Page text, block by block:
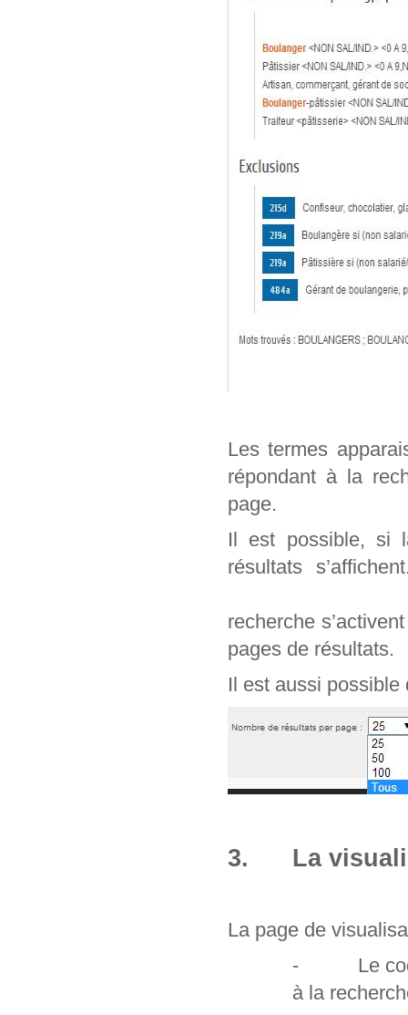
Les termes
répondant à la
page.
Il est possible, si
résultats
recherche
pages de résultats.
Il est aussi
3. La
La page de
- Le code
à la